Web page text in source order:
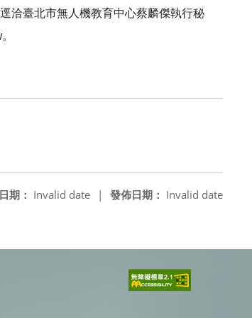
洽臺北市無人機教育中心蔡麟傑執行秘
發佈日期： Invalid date
期： Invalid date |